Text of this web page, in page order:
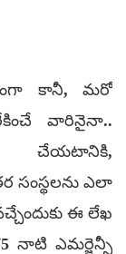
కానీ, మరో
వారినైనా..
చేయటానికి,
సంస్థలను ఎలా
ఈ లేఖ
నాటి ఎమర్జెన్సీ